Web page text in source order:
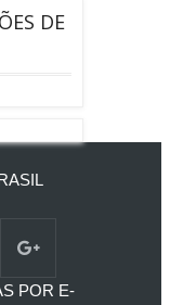
DE
POR E-